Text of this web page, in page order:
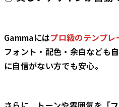
Gammaにはプロ級のテンプレ
フォント・配色・余白なども
に自信がない方でも安心。